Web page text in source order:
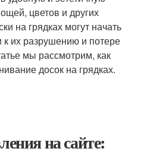
цветов и других
на грядках могут начать
к их разрушению и потере
мы рассмотрим, как
досок на грядках.
на сайте: